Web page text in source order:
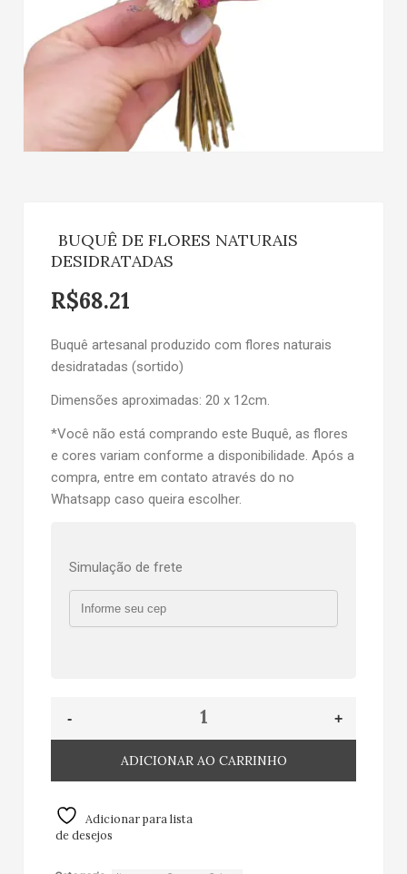
BUQUÊ DE FLORES NATURAIS
DESIDRATADAS
R$68.21
Buquê artesanal produzido com flores naturais
desidratadas (sortido)
Dimensões aproximadas: 20 x 12cm.
*Você não está comprando este Buquê, as flores
e cores variam conforme a disponibilidade. Após a
compra, entre em contato através do no
Whatsapp caso queira escolher.
Simulação de frete
ADICIONAR AO CARRINHO
Adicionar para lista
de desejos